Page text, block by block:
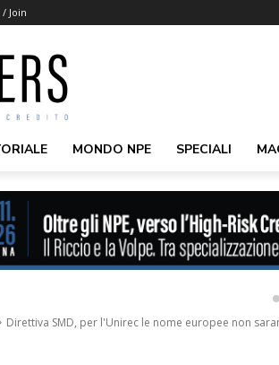
/ Join
MONDO NPE SPECIALI
Direttiva SMD, per l'Unirec le nome europee non